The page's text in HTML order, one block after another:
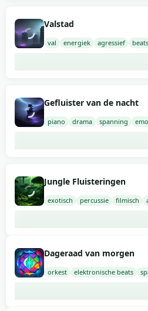
Valstad
val energiek agressief beats
Gefluister van de nacht
piano drama spanning
Jungle Fluisteringen
exotisch percussie filmisch
Dageraad van morgen
orkest elektronische beats